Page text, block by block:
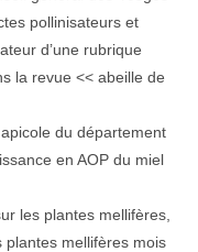
pollinisateurs et
d’une rubrique
la revue << abeille de
du département
en AOP du miel
les plantes mellifères,
mellifères mois